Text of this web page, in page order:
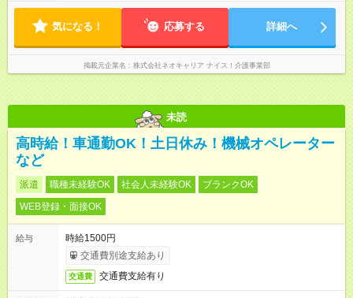
気になる！ 応募する 詳細へ
掲載元企業名 株式会社ネオキャリア ナイス！介護事業部
未読
高時給！車通勤OK！土日休み！機械オペレーター
など
派遣 職種未経験OK 社会人未経験OK
ブランクOK
WEB登録・面接OK
給与
時給1500円
交通費別途支給あり
交通費 交通費支給有り